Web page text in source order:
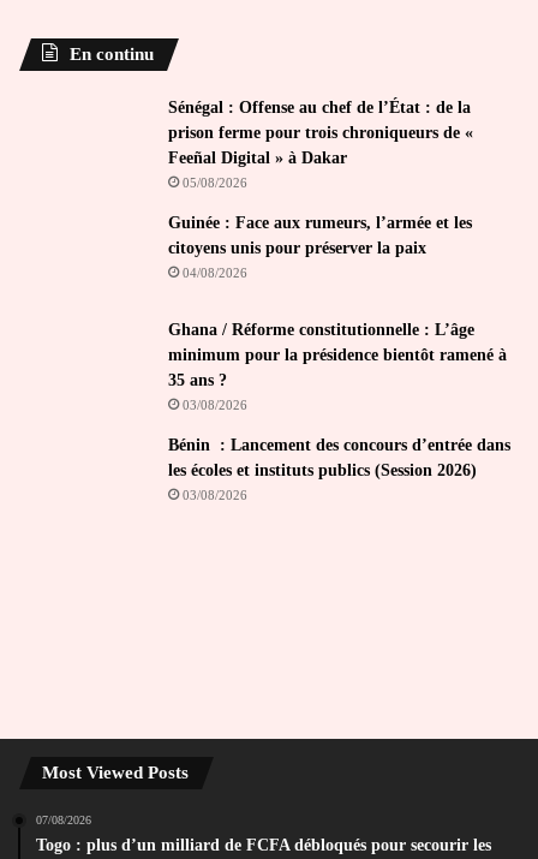
En continu
Sénégal : Offense au chef de l’État : de la
prison ferme pour trois chroniqueurs de «
Feeñal Digital » à Dakar
05/08/2026
Guinée : Face aux rumeurs, l’armée et les
citoyens unis pour préserver la paix
04/08/2026
Ghana / Réforme constitutionnelle : L’âge
minimum pour la présidence bientôt ramené à
35 ans ?
03/08/2026
Bénin : Lancement des concours d’entrée dans
les écoles et instituts publics (Session 2026)
03/08/2026
Most Viewed Posts
07/08/2026
Togo : plus d’un milliard de FCFA débloqués pour secourir les